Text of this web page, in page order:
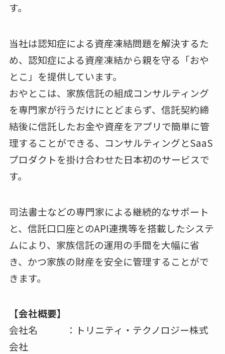
す。
当社は認知症による資産凍結問題を解決するた
め、認知症による資産凍結から親を守る「おや
とこ」を提供しています。
おやとこは、家族信託の組成コンサルティング
を専門家が行うだけにとどまらず、信託契約締
結後に信託したお⾦や資産をアプリで簡単に管
理することができる、コンサルティングとSaaS
プロダクトを掛け合わせた日本初のサービスで
す。
司法書士などの専門家による継続的なサポート
と、信託口口座とのAPI連携等を搭載したシステ
ムにより、家族信託の運用の手間を大幅に省
き、かつ家族の財産を安全に管理することがで
きます。
【会社概要】
会社名 ：トリニティ・テクノロジー株式
会社